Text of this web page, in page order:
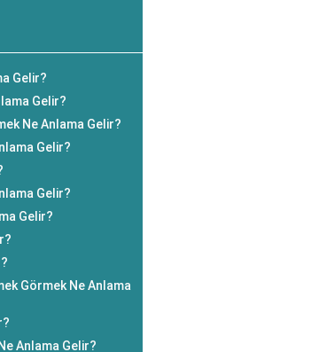
Gelir?
Gelir?
Ne Anlama Gelir?
Gelir?
Gelir?
Gelir?
Görmek Ne Anlama
Anlama Gelir?